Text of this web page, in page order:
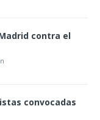
contra el
convocadas